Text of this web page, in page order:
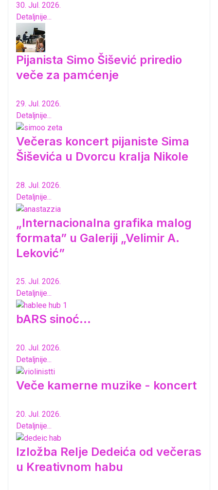
30. Jul. 2026.
Detaljnije...
Pijanista Simo Šišević priredio
veče za pamćenje
29. Jul. 2026.
Detaljnije...
Večeras koncert pijaniste Sima
Šiševića u Dvorcu kralja Nikole
28. Jul. 2026.
Detaljnije...
„Internacionalna grafika malog
formata” u Galeriji „Velimir A.
Leković”
25. Jul. 2026.
Detaljnije...
bARS sinoć...
20. Jul. 2026.
Detaljnije...
Veče kamerne muzike - koncert
20. Jul. 2026.
Detaljnije...
Izložba Relje Dedeića od večeras
u Kreativnom habu